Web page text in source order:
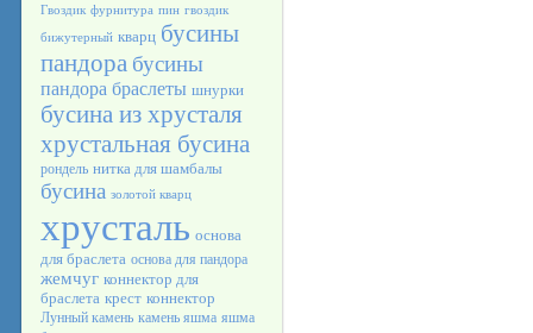
Гвоздик фурнитура пин гвоздик
бижутерный кварц бусины
пандора бусины
пандора браслеты шнурки
бусина из хрусталя
хрустальная бусина
рондель нитка для шамбалы
бусина золотой кварц
хрусталь основа
для браслета основа для пандора
жемчуг коннектор для
браслета крест коннектор
Лунный камень камень яшма яшма